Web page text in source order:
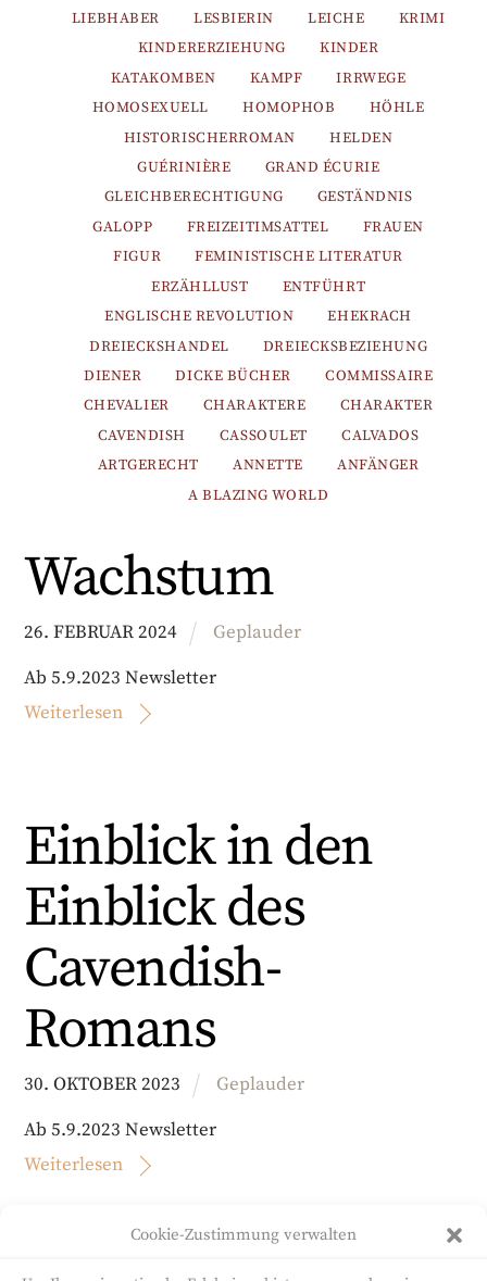
Cookie-Zustimmung verwalten
LIEBHABER
LESBIERIN LEICHE
KRIMI
KINDERERZIEHUNG
KINDER
KATAKOMBEN
KAMPF
IRRWEGE
HOMOSEXUELL
HOMOPHOB
HÖHLE
HISTORISCHERROMAN
HELDEN
GUÉRINIÈRE
GRAND ÉCURIE
GLEICHBERECHTIGUNG
GESTÄNDNIS
GALOPP
FREIZEITIMSATTEL
FRAUEN
FIGUR
FEMINISTISCHE LITERATUR
ERZÄHLLUST
ENTFÜHRT
ENGLISCHE REVOLUTION
EHEKRACH
DREIECKSHANDEL
DREIECKSBEZIEHUNG
DIENER
DICKE BÜCHER
COMMISSAIRE
CHEVALIER
CHARAKTERE
CHARAKTER
CAVENDISH
CASSOULET
CALVADOS
ARTGERECHT
ANNETTE
ANFÄNGER
A BLAZING WORLD
Wachstum
26.FEBRUAR 2024
Geplauder
Ab 5.9.2023 Newsletter
Weiterlesen
Einblick in den
Einblick des
Cavendish-
Romans
30.OKTOBER 2023
Geplauder
Ab 5.9.2023 Newsletter
Weiterlesen